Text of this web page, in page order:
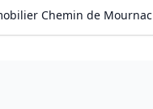
Chemin de Mournac